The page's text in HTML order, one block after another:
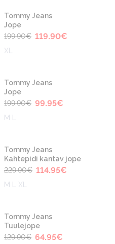
Tommy Jeans
Jope
199.90€ 119.90€
XL
Tommy Jeans
Jope
199.90€ 99.95€
M L
Tommy Jeans
Kahtepidi kantav jope
229.90€ 114.95€
M L XL
Tommy Jeans
Tuulejope
129.90€ 64.95€